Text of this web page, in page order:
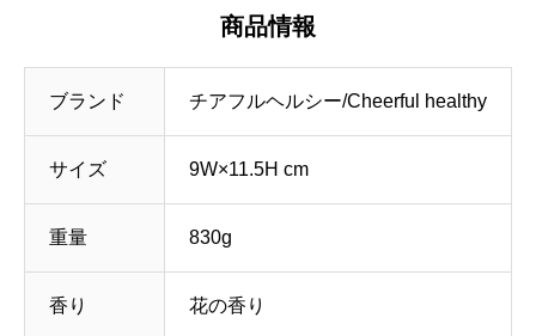
商品情報
ブランド チアフルヘルシー/Cheerful healthy
サイズ 9W×11.5H cm
重量 830g
香り 花の香り